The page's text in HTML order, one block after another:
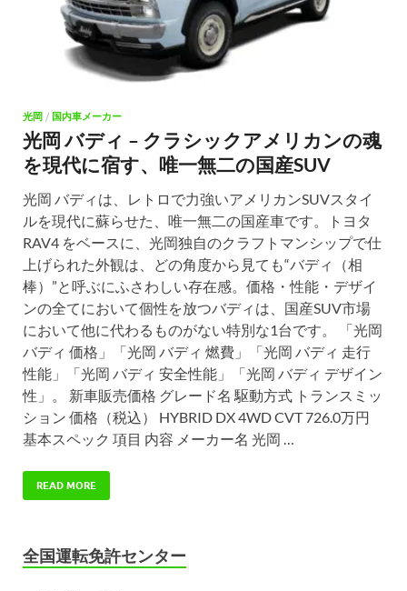
光岡 / 国内車メーカー
光岡 バディ – クラシックアメリカンの魂
を現代に宿す、唯一無二の国産SUV
光岡 バディは、レトロで力強いアメリカンSUVスタイ
ルを現代に蘇らせた、唯一無二の国産車です。トヨタ
RAV4 をベースに、光岡独自のクラフトマンシップで仕
上げられた外観は、どの角度から見ても“バディ（相
棒）”と呼ぶにふさわしい存在感。価格・性能・デザイ
ンの全てにおいて個性を放つバディは、国産SUV市場
において他に代わるものがない特別な1台です。 「光岡
バディ 価格」「光岡 バディ 燃費」「光岡 バディ 走行
性能」「光岡 バディ 安全性能」「光岡 バディ デザイン
性」。 新車販売価格 グレード名 駆動方式 トランスミッ
ション 価格（税込） HYBRID DX 4WD CVT 726.0万円
基本スペック 項目 内容 メーカー名 光岡 …
READ MORE
全国運転免許センター